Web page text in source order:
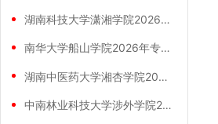
湖南科技大学潇湘学院2026年专升本招生
南华大学船山学院2026年专升本招生计划
湖南中医药大学湘杏学院2026年专升本招
中南林业科技大学涉外学院2026年专升本